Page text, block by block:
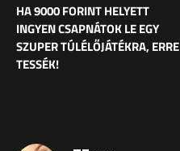
HA 9000 FORINT HELYETT
INGYEN CSAPNÁTOK LE EGY
SZUPER TÚLÉLŐJÁTÉKRA, ERRE
TESSÉK!